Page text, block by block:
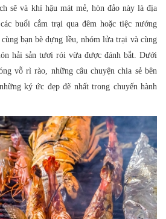
sẽ và khí hậu mát mẻ, hòn đảo này là địa
buổi cắm trại qua đêm hoặc tiệc nướng
bạn bè dựng lều, nhóm lửa trại và cùng
hải sản tươi rói vừa được đánh bắt. Dưới
vỗ rì rào, những câu chuyện chia sẻ bên
ký ức đẹp đẽ nhất trong chuyến hành